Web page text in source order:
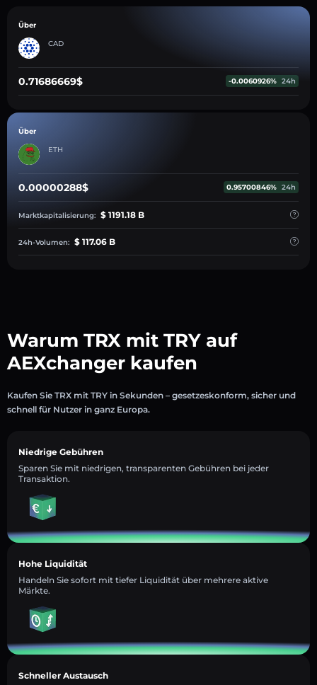
Über
CAD
0.71686669$ -0.0060926% 24h
Über
ETH
0.00000288$ 0.95700846% 24h
Marktkapitalisierung: $ 1191.18 B
24h-Volumen: $ 117.06 B
Warum TRX mit TRY auf
AEXchanger kaufen
Kaufen Sie TRX mit TRY in Sekunden – gesetzeskonform, sicher und
schnell für Nutzer in ganz Europa.
Niedrige Gebühren
Sparen Sie mit niedrigen, transparenten Gebühren bei jeder
Transaktion.
Hohe Liquidität
Handeln Sie sofort mit tiefer Liquidität über mehrere aktive
Märkte.
Schneller Austausch